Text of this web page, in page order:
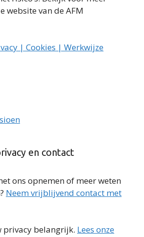
website van de AFM
| Cookies | Werkwijze
en contact
ons opnemen of meer weten
Neem vrijblijvend contact met
privacy belangrijk. Lees onze